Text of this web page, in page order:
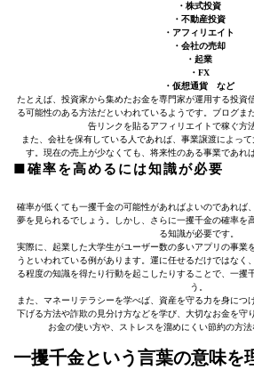
・株式投資
・不動産投資
・アフィリエイト
・会社の売却
・起業
・FX
・仮想通貨 など
たとえば、投資家から集めたお金を専門家が運用する投資
る可能性のある方法だといわれているようです。ブログま
告リンクを貼るアフィリエイトで稼ぐ方
また、会社を保有している人であれば、事業譲渡によっ
す。現在の売上が少なくても、将来性のある事業であれ
■確率を高めるには知識が必要
確率が低くても一攫千金の可能性があればよいのであれば
夢を見られるでしょう。しかし、さらに一攫千金の確率を
る知識が必要です。
実際に、起業した大学生がユーザー数の多いアプリの事業
うといわれている例があります。運に任せるだけではなく
る程度の知識を得たり行動を起こしたりすることで、一攫
う。
また、マネーリテラシーを学べば、資産を守る力を身につ
下げる方法や詐欺の見分け方などを学び、大切なお金を守
お金の使い方や、ストレスを溜めにくい節約の方法
一攫千金という言葉の意味を